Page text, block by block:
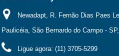
Newadapt, R. Fernão Dias Paes
Paulicéia, São Bernardo do Campo -
Ligue agora: (11) 3705-5299